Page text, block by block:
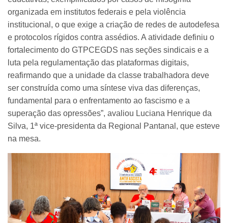
organizada em institutos federais e pela violência
institucional, o que exige a criação de redes de autodefesa
e protocolos rígidos contra assédios. A atividade definiu o
fortalecimento do GTPCEGDS nas seções sindicais e a
luta pela regulamentação das plataformas digitais,
reafirmando que a unidade da classe trabalhadora deve
ser construída como uma síntese viva das diferenças,
fundamental para o enfrentamento ao fascismo e a
superação das opressões”, avaliou Luciana Henrique da
Silva, 1ª vice-presidenta da Regional Pantanal, que esteve
na mesa.